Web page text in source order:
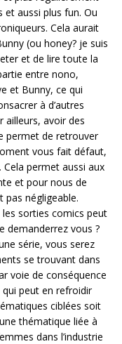
aussi plus fun. Ou
Cela aurait
(ou honey? je suis
et de lire toute la
entre nono,
et Bunny, ce qui
à d’autres
ailleurs, avoir des
permet de retrouver
vous fait défaut,
permet aussi aux
et pour nous de
pas négligeable.
sorties comics peut
demanderrez vous ?
série, vous serez
se trouvant dans
voie de conséquence
peut en refroidir
ciblées soit
thématique liée à
dans l’industrie